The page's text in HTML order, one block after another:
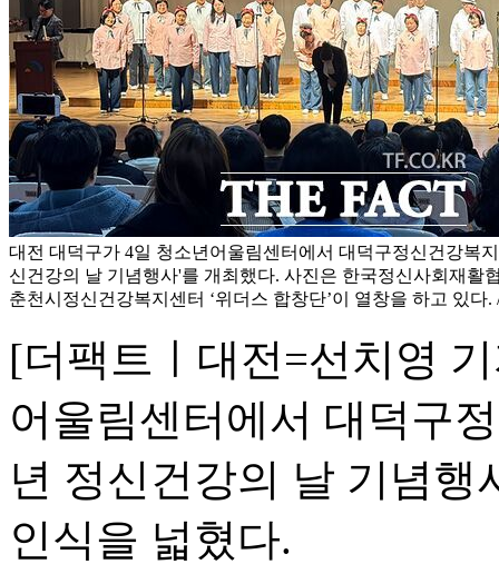
대전 대덕구가 4일 청소년어울림센터에서 대덕구정신건강복
신건강의 날 기념행사'를 개최했다. 사진은 한국정신사회재활
춘천시정신건강복지센터 ‘위더스 합창단’이 열창을 하고 있다.
[더팩트ㅣ대전=선치영
어울림센터에서 대덕구
년 정신건강의 날 기념행
인식을 넓혔다.